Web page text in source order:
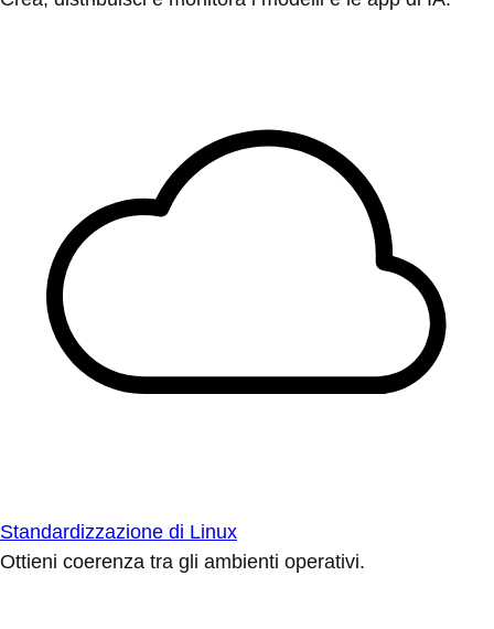
Standardizzazione di Linux
Ottieni coerenza tra gli ambienti operativi.